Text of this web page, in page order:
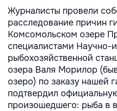
Журналисты провели
расследование причин
Комсомольском озере
специалистами Научно-
рыбохозяйственной
озера Валя Морилор
озеро) по заказу нашей
подтвердил
произошедшего: рыба в